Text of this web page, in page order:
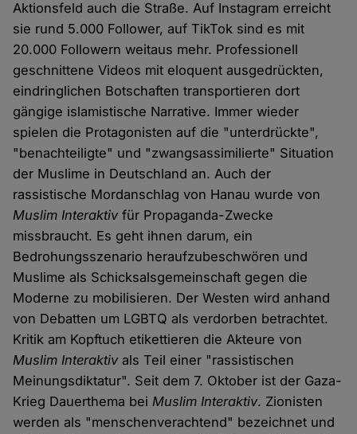
Aktionsfeld auch die Straße. Auf Instagram erreicht
sie rund 5.000 Follower, auf TikTok sind es mit
20.000 Followern weitaus mehr. Professionell
geschnittene Videos mit eloquent ausgedrückten,
eindringlichen Botschaften transportieren dort
gängige islamistische Narrative. Immer wieder
spielen die Protagonisten auf die "unterdrückte",
"benachteiligte" und "zwangsassimilierte" Situation
der Muslime in Deutschland an. Auch der
rassistische Mordanschlag von Hanau wurde von
Muslim Interaktivfür Propaganda-Zwecke
missbraucht. Es geht ihnen darum, ein
Bedrohungsszenario heraufzubeschwören und
Muslime als Schicksalsgemeinschaft gegen die
Moderne zu mobilisieren. Der Westen wird anhand
von Debatten um LGBTQ als verdorben betrachtet.
Kritik am Kopftuch etikettieren die Akteure von
Muslim Interaktivals Teil einer "rassistischen
Meinungsdiktatur". Seit dem 7. Oktober ist der Gaza-
Krieg Dauerthema beiMuslim Interaktiv. Zionisten
werden als "menschenverachtend" bezeichnet und